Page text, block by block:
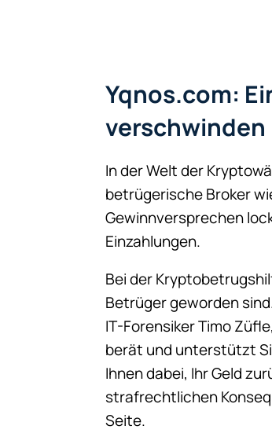
Yqnos.com:
verschwinden
In der Welt der
betrügerische Broker
Gewinnversprechen
Einzahlungen.
Bei der
Betrüger geworden
IT-Forensiker Timo
berät und unterstützt
Ihnen dabei, Ihr Geld
strafrechtlichen
Seite.